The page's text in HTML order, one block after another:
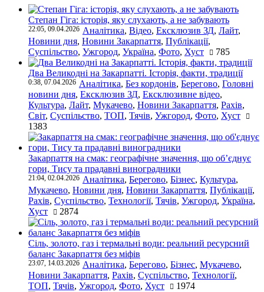
Степан Гіга: історія, яку слухають, а не забувають
22:05, 09.04.2026 Аналітика, Відео, Ексклюзив ЗД, Лайт,
Новини дня, Новини Закарпаття, Публікації,
Суспільство, Ужгород, Україна, Фото, Хуст 785
Два Великодні на Закарпатті. Історія, факти, традиції
0:38, 07.04.2026 Аналітика, Без кордонів, Берегово, Головні
новини дня, Ексклюзив ЗД, Ексклюзивне відео,
Культура, Лайт, Мукачево, Новини Закарпаття, Рахів,
Світ, Суспільство, ТОП, Тячів, Ужгород, Фото, Хуст
1383
Закарпаття на смак: географічне значення, що об’єднує
гори, Тису та прадавні виноградники
21:04, 02.04.2026 Аналітика, Берегово, Бізнес, Культура,
Мукачево, Новини дня, Новини Закарпаття, Публікації,
Рахів, Суспільство, Технології, Тячів, Ужгород, Україна,
Хуст
2874
Сіль, золото, газ і термальні води: реальний ресурсний
баланс Закарпаття без міфів
23:07, 14.03.2026 Аналітика, Берегово, Бізнес, Мукачево,
Новини Закарпаття, Рахів, Суспільство, Технології,
ТОП, Тячів, Ужгород, Фото, Хуст 1974